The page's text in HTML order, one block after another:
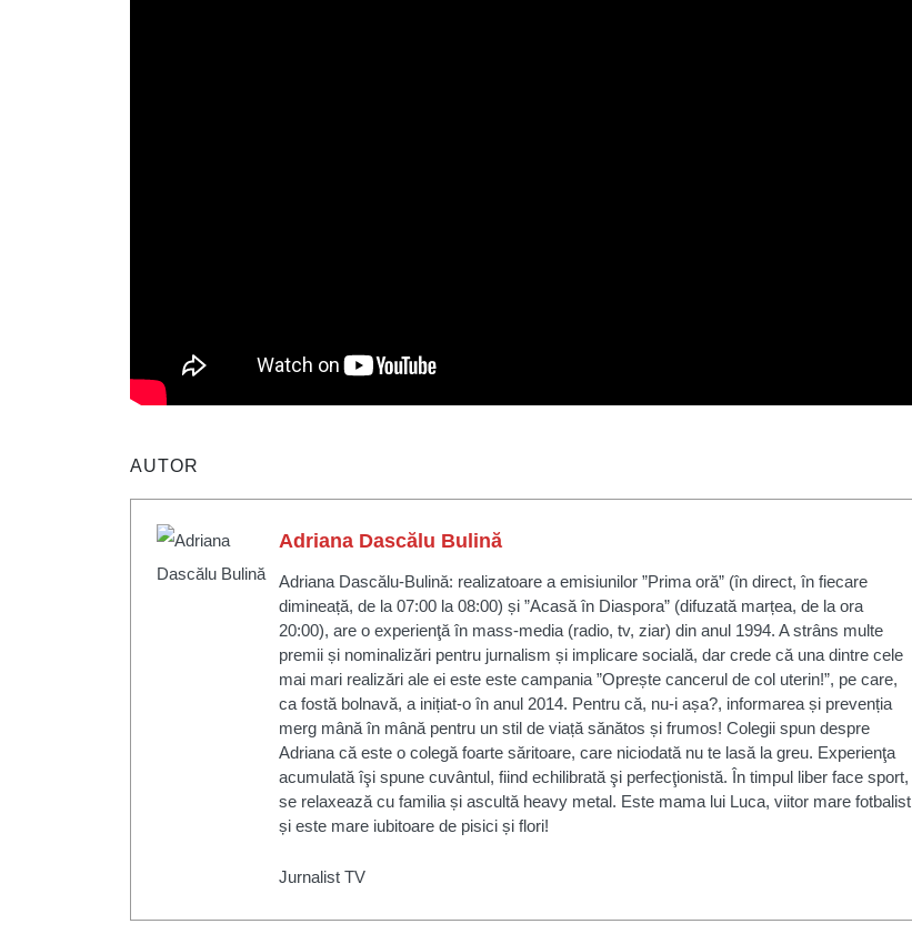
AUTOR
Adriana Dascălu Bulină
Adriana Dascălu-Bulină: realizatoare a emisiunilor ”Prima oră” (în direct, în fiecare
dimineață, de la 07:00 la 08:00) și ”Acasă în Diaspora” (difuzată marțea, de la ora
20:00), are o experienţă în mass-media (radio, tv, ziar) din anul 1994. A strâns multe
premii și nominalizări pentru jurnalism și implicare socială, dar crede că una dintre cele
mai mari realizări ale ei este este campania ”Oprește cancerul de col uterin!”, pe care,
ca fostă bolnavă, a inițiat-o în anul 2014. Pentru că, nu-i așa?, informarea și prevenția
merg mână în mână pentru un stil de viață sănătos și frumos! Colegii spun despre
Adriana că este o colegă foarte săritoare, care niciodată nu te lasă la greu. Experienţa
acumulată îşi spune cuvântul, fiind echilibrată şi perfecţionistă. În timpul liber face sport,
se relaxează cu familia și ascultă heavy metal. Este mama lui Luca, viitor mare fotbalist
și este mare iubitoare de pisici și flori!
Jurnalist TV